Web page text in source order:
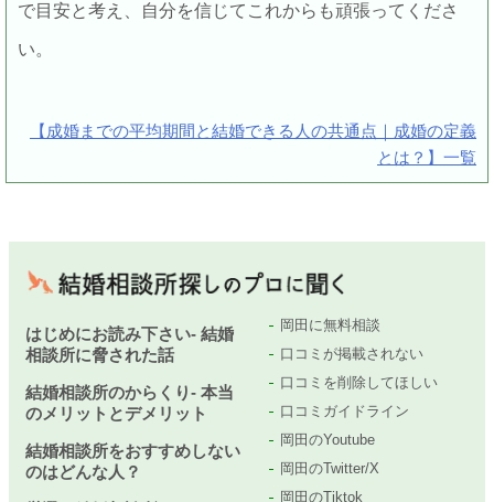
で目安と考え、自分を信じてこれからも頑張ってくださ
い。
【成婚までの平均期間と結婚できる人の共通点｜成婚の定義
とは？】一覧
はじめにお読み下さい- 結婚
相談所に脅された話
結婚相談所のからくり- 本当
のメリットとデメリット
結婚相談所をおすすめしない
のはどんな人？
岡田に無料相談
口コミが掲載されない
口コミを削除してほしい
口コミガイドライン
岡田のYoutube
岡田のTwitter/X
岡田のTiktok